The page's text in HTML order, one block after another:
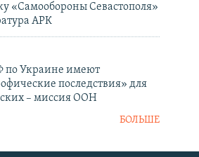
«Самообороны Севастополя»
АРК
по Украине имеют
последствия» для
– миссия ООН
БОЛЬШЕ